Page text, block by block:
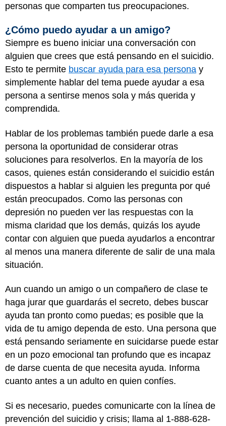
personas que comparten tus preocupaciones.
¿Cómo puedo ayudar a un amigo?
Siempre es bueno iniciar una conversación con
alguien que crees que está pensando en el suicidio.
Esto te permite buscar ayuda para esa persona y
simplemente hablar del tema puede ayudar a esa
persona a sentirse menos sola y más querida y
comprendida.
Hablar de los problemas también puede darle a esa
persona la oportunidad de considerar otras
soluciones para resolverlos. En la mayoría de los
casos, quienes están considerando el suicidio están
dispuestos a hablar si alguien les pregunta por qué
están preocupados. Como las personas con
depresión no pueden ver las respuestas con la
misma claridad que los demás, quizás los ayude
contar con alguien que pueda ayudarlos a encontrar
al menos una manera diferente de salir de una mala
situación.
Aun cuando un amigo o un compañero de clase te
haga jurar que guardarás el secreto, debes buscar
ayuda tan pronto como puedas; es posible que la
vida de tu amigo dependa de esto. Una persona que
está pensando seriamente en suicidarse puede estar
en un pozo emocional tan profundo que es incapaz
de darse cuenta de que necesita ayuda. Informa
cuanto antes a un adulto en quien confíes.
Si es necesario, puedes comunicarte con la línea de
prevención del suicidio y crisis; llama al 1-888-628-